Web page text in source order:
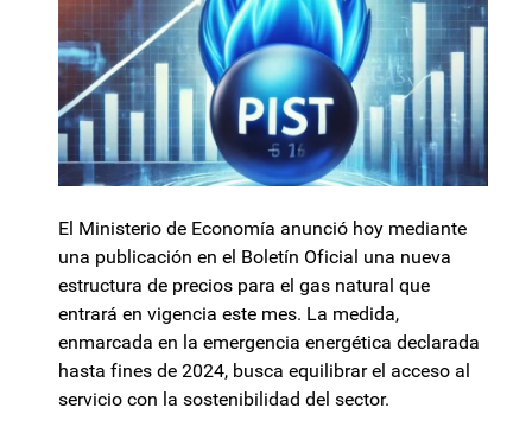
El Ministerio de Economía anunció hoy mediante
una publicación en el Boletín Oficial una nueva
estructura de precios para el gas natural que
entrará en vigencia este mes. La medida,
enmarcada en la emergencia energética declarada
hasta fines de 2024, busca equilibrar el acceso al
servicio con la sostenibilidad del sector.